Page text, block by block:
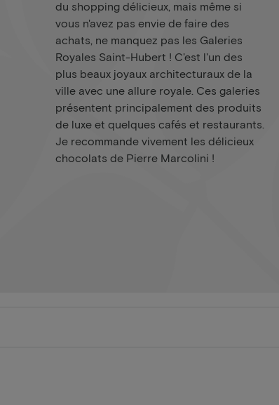
du shopping délicieux, mais même si
vous n'avez pas envie de faire des
achats, ne manquez pas les Galeries
Royales Saint-Hubert ! C'est l'un des
plus beaux joyaux architecturaux de la
ville avec une allure royale. Ces galeries
présentent principalement des produits
de luxe et quelques cafés et restaurants.
Je recommande vivement les délicieux
chocolats de Pierre Marcolini !